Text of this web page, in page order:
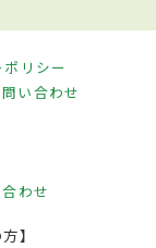
リシー
い合わせ
わせ
】